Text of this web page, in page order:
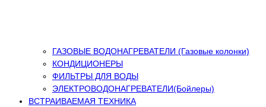
ГАЗОВЫЕ ВОДОНАГРЕВАТЕЛИ (Газовые колонки)
КОНДИЦИОНЕРЫ
ФИЛЬТРЫ ДЛЯ ВОДЫ
ЭЛЕКТРОВОДОНАГРЕВАТЕЛИ(Бойлеры)
ВСТРАИВАЕМАЯ ТЕХНИКА